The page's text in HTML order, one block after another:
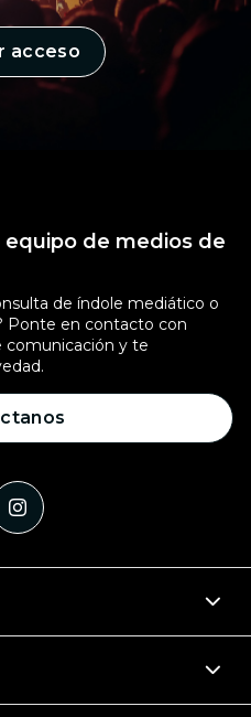
acceso
de medios de
de índole mediático o
Ponte en contacto con
comunicación y te